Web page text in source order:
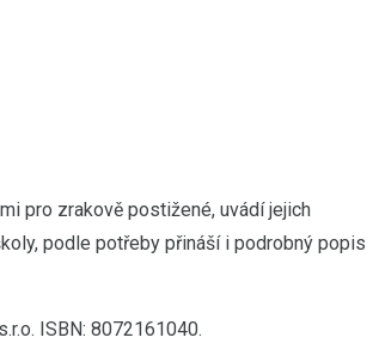
pro zrakově postižené, uvádí jejich
podle potřeby přináší i podrobný popis
ISBN: 8072161040.